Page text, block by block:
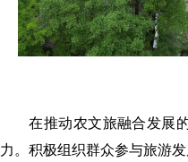
在推动农文旅融合发展的
力。积极组织群众参与旅游